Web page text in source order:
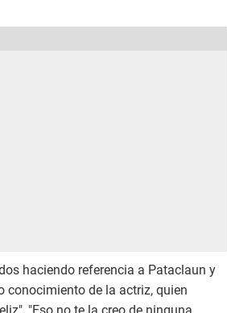
haciendo referencia a Pataclaun y
conocimiento de la actriz, quien
"Eso no te la creo de ninguna